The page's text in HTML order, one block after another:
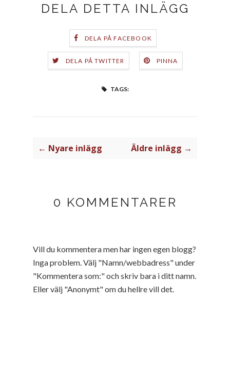
DELA DETTA INLÄGG
DELA PÅ FACEBOOK
DELA PÅ TWITTER PINNA
TAGS:
← Nyare inlägg Äldre inlägg →
0 KOMMENTARER
Vill du kommentera men har ingen egen blogg?
Inga problem. Välj "Namn/webbadress" under
"Kommentera som:" och skriv bara i ditt namn.
Eller välj "Anonymt" om du hellre vill det.